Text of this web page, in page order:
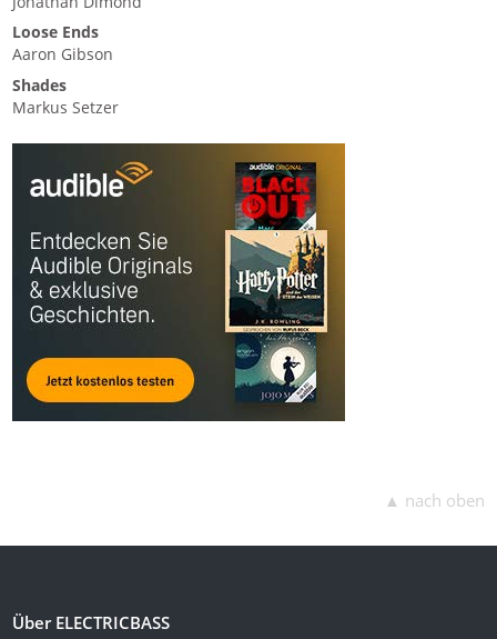
Loose Ends
Aaron Gibson
Shades
Markus Setzer
▲ nach oben
Über ELECTRICBASS